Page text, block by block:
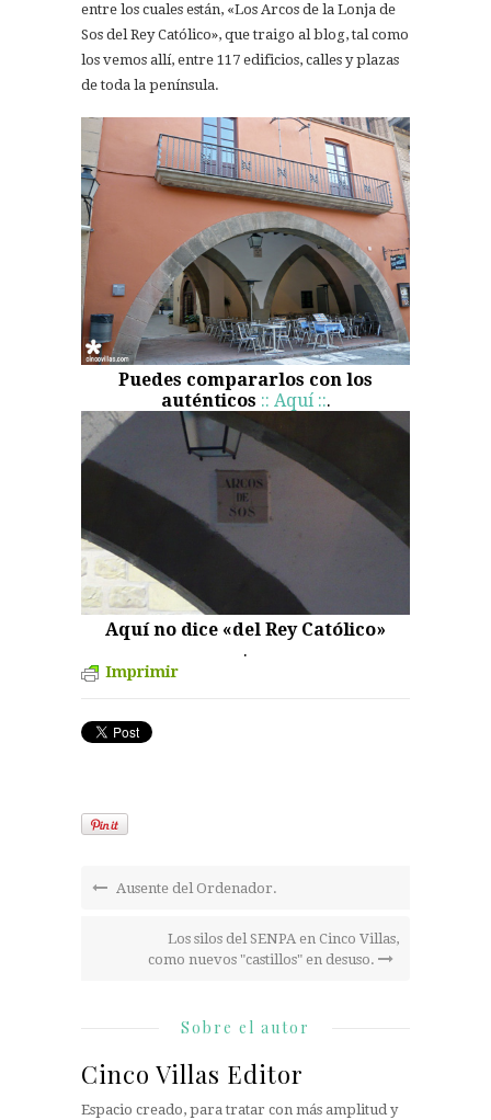
entre los cuales están, «Los Arcos de la Lonja de
Sos del Rey Católico», que traigo al blog, tal como
los vemos allí, entre 117 edificios, calles y plazas
de toda la península.
Puedes compararlos con los
auténticos :: Aquí ::.
Aquí no dice «del Rey Católico»
.
Imprimir
Ausente del Ordenador.
Los silos del SENPA en Cinco Villas,
como nuevos "castillos" en desuso.
Sobre el autor
Cinco Villas Editor
Espacio creado, para tratar con más amplitud y